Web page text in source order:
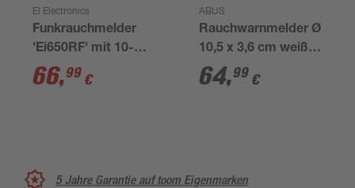
Ei Electronics
Funkrauchmelder
'Ei650RF' mit 10-
Jahres-Batterie
66,99 €
ABUS
Rauchwarnmelder Ø
10,5 x 3,6 cm weiß
3er-Set
64,99 €
5 Jahre Garantie auf toom Eigenmarken